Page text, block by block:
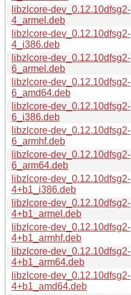
libzlcore-dev_0.12.10dfsg2-
4_armel.deb
libzlcore-dev_0.12.10dfsg2-
4_i386.deb
libzlcore-dev_0.12.10dfsg2-
6_armel.deb
libzlcore-dev_0.12.10dfsg2-
6_amd64.deb
libzlcore-dev_0.12.10dfsg2-
6_i386.deb
libzlcore-dev_0.12.10dfsg2-
6_armhf.deb
libzlcore-dev_0.12.10dfsg2-
6_arm64.deb
libzlcore-dev_0.12.10dfsg2-
4+b1_i386.deb
libzlcore-dev_0.12.10dfsg2-
4+b1_armel.deb
libzlcore-dev_0.12.10dfsg2-
4+b1_armhf.deb
libzlcore-dev_0.12.10dfsg2-
4+b1_arm64.deb
libzlcore-dev_0.12.10dfsg2-
4+b1_amd64.deb